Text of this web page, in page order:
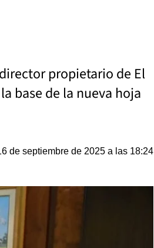
propietario de El
base de la nueva hoja
de septiembre de 2025 a las 18:24